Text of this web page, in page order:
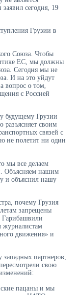
сегодня, 19
Грузии в
Союза. Чтобы
ЕС, мы должны
Сегодня мы не
И на это уйдут
вопрос о том,
с Россией
будущему Грузии
разъясняет своим
связей с
не полетит ни один
мы все делаем
Объясняем нашим
и объяснил нашу
почему Грузия
запрещены
Гарибашвили
журналистам
движения» и
западных партнеров,
свою
пацаны и мы